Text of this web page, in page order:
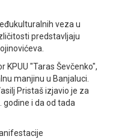
veza u
predstavljaju
KPUU "Taras Ševčenko",
manjinu u Banjaluci.
Pristaš izjavio je za
godine i da od tada